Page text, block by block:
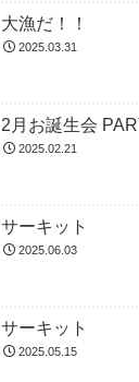
大漁だ！！
2025.03.31
2月お誕生会
2025.02.21
サーキット
2025.06.03
サーキット
2025.05.15